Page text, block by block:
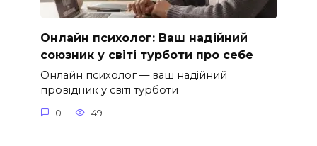
Онлайн психолог: Ваш надійний
союзник у світі турботи про себе
Онлайн психолог — ваш надійний
провідник у світі турботи
0 49